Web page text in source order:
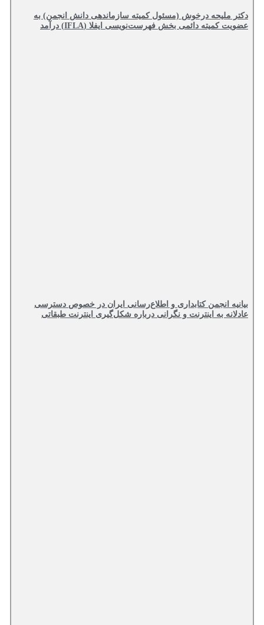
دکتر ملیحه درخوش (مسئول کمیته سازماندهی دانش انجمن) به
عضویت کمیته دائمی بخش فهرست‌نویسی ایفلا (IFLA) درآمد
بیانیه انجمن کتابداری و اطلاع‌رسانی ایران در خصوص دسترسی
عادلانه به اینترنت و نگرانی درباره شکل‌گیری اینترنت طبقاتی